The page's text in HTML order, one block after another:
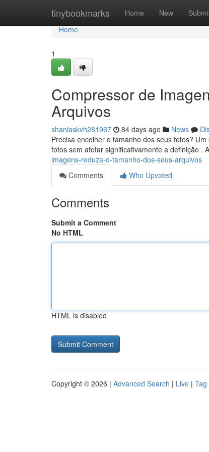
tinybookmarks Home New
Home
Home
1
Compressor de
Arquivos
shaniaskvh281967 84 days ago News
Precisa encolher o tamanho dos seus fotos?
fotos sem afetar significativamente a definição .
imagens-reduza-o-tamanho-dos-seus-arquivos
Comments
Who Upvoted
Comments
Submit a Comment
No HTML
HTML is disabled
Copyright © 2026 | Advanced Search | Live | Tag